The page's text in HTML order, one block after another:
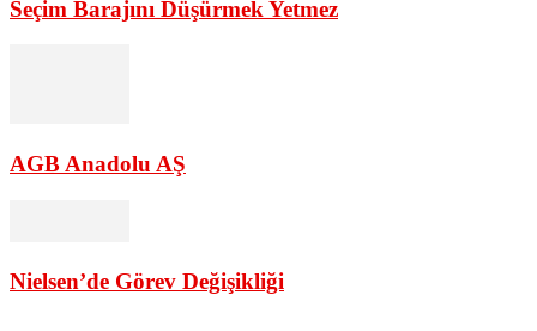
Seçim Barajını Düşürmek Yetmez
AGB Anadolu AŞ
Nielsen’de Görev Değişikliği